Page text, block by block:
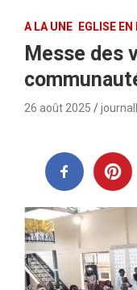
A LA UNE EGLISE
Messe des
26 août 2025